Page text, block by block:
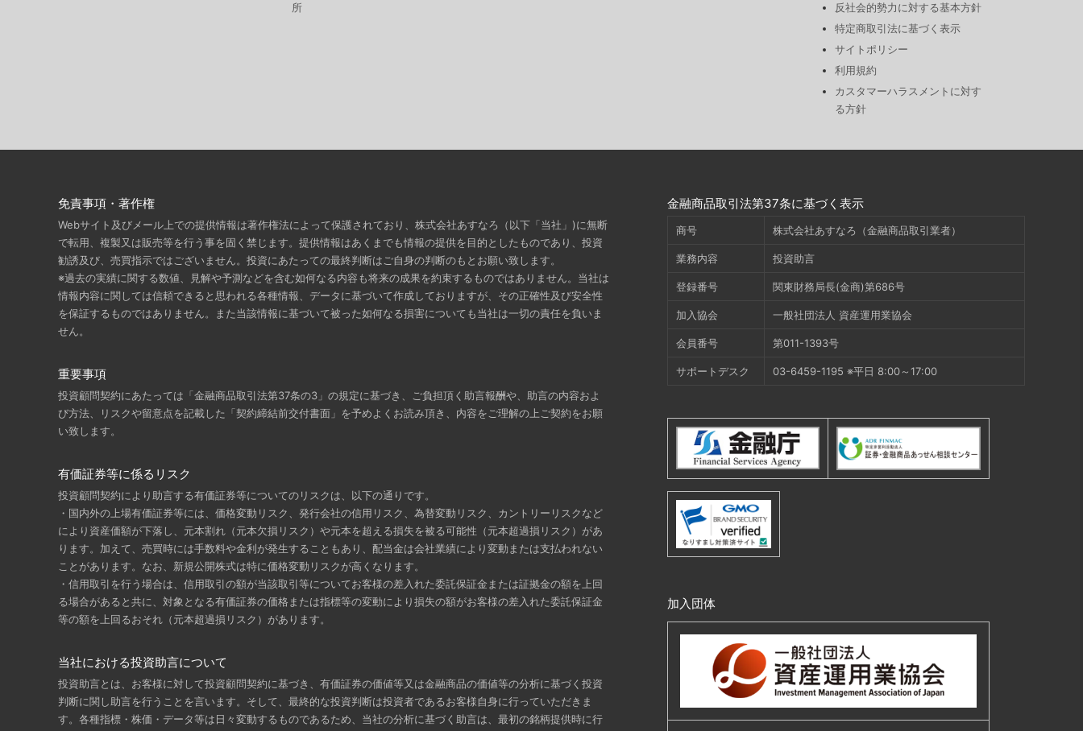
所
反社会的勢力に対する基本方針
特定商取引法に基づく表示
サイトポリシー
利用規約
カスタマーハラスメントに対す
る方針
免責事項・著作権
Webサイト及びメール上での提供情報は著作権法によって保護されており、株式会社あすなろ（以下「当社」)に無断
で転用、複製又は販売等を行う事を固く禁じます。提供情報はあくまでも情報の提供を目的としたものであり、投資
勧誘及び、売買指示ではございません。投資にあたっての最終判断はご自身の判断のもとお願い致します。
※過去の実績に関する数値、見解や予測などを含む如何なる内容も将来の成果を約束するものではありません。当社は
情報内容に関しては信頼できると思われる各種情報、データに基づいて作成しておりますが、その正確性及び安全性
を保証するものではありません。また当該情報に基づいて被った如何なる損害についても当社は一切の責任を負いま
せん。
重要事項
投資顧問契約にあたっては「金融商品取引法第37条の3」の規定に基づき、ご負担頂く助言報酬や、助言の内容およ
び方法、リスクや留意点を記載した「契約締結前交付書面」を予めよくお読み頂き、内容をご理解の上ご契約をお願
い致します。
有価証券等に係るリスク
投資顧問契約により助言する有価証券等についてのリスクは、以下の通りです。
・国内外の上場有価証券等には、価格変動リスク、発行会社の信用リスク、為替変動リスク、カントリーリスクなど
により資産価額が下落し、元本割れ（元本欠損リスク）や元本を超える損失を被る可能性（元本超過損リスク）があ
ります。加えて、売買時には手数料や金利が発生することもあり、配当金は会社業績により変動または支払われない
ことがあります。なお、新規公開株式は特に価格変動リスクが高くなります。
・信用取引を行う場合は、信用取引の額が当該取引等についてお客様の差入れた委託保証金または証拠金の額を上回
る場合があると共に、対象となる有価証券の価格または指標等の変動により損失の額がお客様の差入れた委託保証金
等の額を上回るおそれ（元本超過損リスク）があります。
当社における投資助言について
投資助言とは、お客様に対して投資顧問契約に基づき、有価証券の価値等又は金融商品の価値等の分析に基づく投資
判断に関し助言を行うことを言います。そして、最終的な投資判断は投資者であるお客様自身に行っていただきま
す。各種指標・株価・データ等は日々変動するものであるため、当社の分析に基づく助言は、最初の銘柄提供時に行
金融商品取引法第37条に基づく表示
商号 株式会社あすなろ（金融商品取引業者）
業務内容 投資助言
登録番号 関東財務局長(金商)第686号
加入協会 一般社団法人 資産運用業協会
会員番号 第011-1393号
サポートデスク 03-6459-1195 ※平日 8:00～17:00
加入団体